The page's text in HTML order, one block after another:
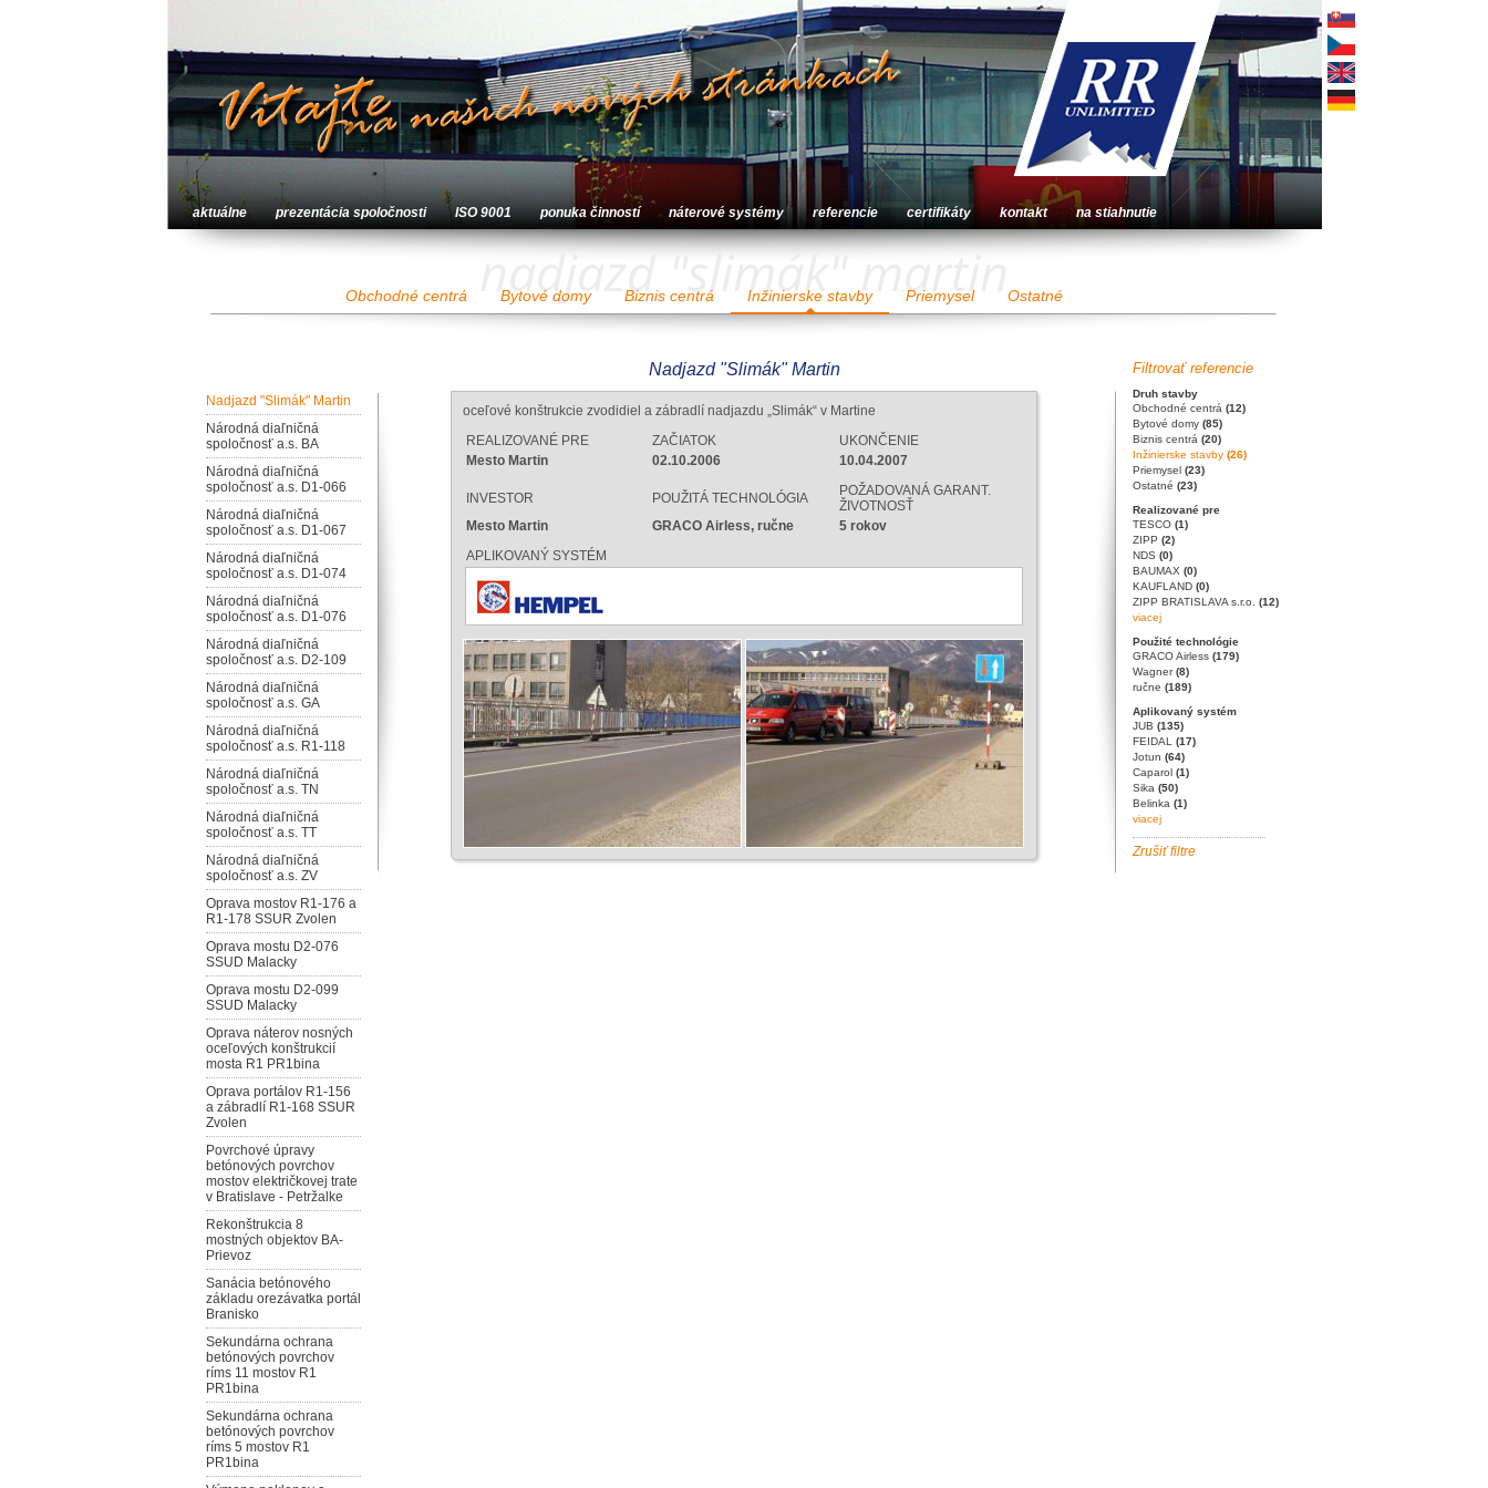
aktuálne prezentácia spoločnosti ISO 9001 ponuka činností náterové systémy referencie certifikáty kontakt na stiahnutie
Obchodné centrá Bytové domy Biznis centrá Inžinierske stavby Priemysel Ostatné
nadjazd "slimák" martin
Nadjazd "Slimák" Martin
Národná diaľničná
spoločnosť a.s. BA
Národná diaľničná
spoločnosť a.s. D1-066
Národná diaľničná
spoločnosť a.s. D1-067
Národná diaľničná
spoločnosť a.s. D1-074
Národná diaľničná
spoločnosť a.s. D1-076
Národná diaľničná
spoločnosť a.s. D2-109
Národná diaľničná
spoločnosť a.s. GA
Národná diaľničná
spoločnosť a.s. R1-118
Národná diaľničná
spoločnosť a.s. TN
Národná diaľničná
spoločnosť a.s. TT
Národná diaľničná
spoločnosť a.s. ZV
Oprava mostov R1-176 a
R1-178 SSUR Zvolen
Oprava mostu D2-076
SSUD Malacky
Oprava mostu D2-099
SSUD Malacky
Oprava náterov nosných
oceľových konštrukcií
mosta R1 PR1bina
Oprava portálov R1-156
a zábradlí R1-168 SSUR
Zvolen
Povrchové úpravy
betónových povrchov
mostov električkovej trate
v Bratislave - Petržalke
Rekonštrukcia 8
mostných objektov BA-
Prievoz
Sanácia betónového
základu orezávatka portál
Branisko
Sekundárna ochrana
betónových povrchov
ríms 11 mostov R1
PR1bina
Sekundárna ochrana
betónových povrchov
ríms 5 mostov R1
PR1bina
Filtrovať referencie
Druh stavby
Obchodné centrá (12)
Bytové domy (85)
Biznis centrá (20)
Inžinierske stavby (26)
Priemysel (23)
Ostatné (23)
Realizované pre
TESCO (1)
ZIPP (2)
NDS (0)
BAUMAX (0)
KAUFLAND (0)
ZIPP BRATISLAVA s.r.o. (12)
viacej
Použité technológie
GRACO Airless (179)
Wagner(8)
ručne (189)
Aplikovaný systém
JUB (135)
FEIDAL (17)
Jotun (64)
Caparol (1)
Sika (50)
Belinka (1)
viacej
Zrušiť filtre
Nadjazd "Slimák" Martin
oceľové konštrukcie zvodidiel a zábradlí nadjazdu „Slimák“ v Martine
REALIZOVANÉ PRE
ZAČIATOK
UKONČENIE
Mesto Martin
02.10.2006 10.04.2007
INVESTOR POUŽITÁ TECHNOLÓGIA
POŽADOVANÁ GARANT.
ŽIVOTNOSŤ
Mesto Martin
GRACO Airless, ručne
5 rokov
APLIKOVANÝ SYSTÉM